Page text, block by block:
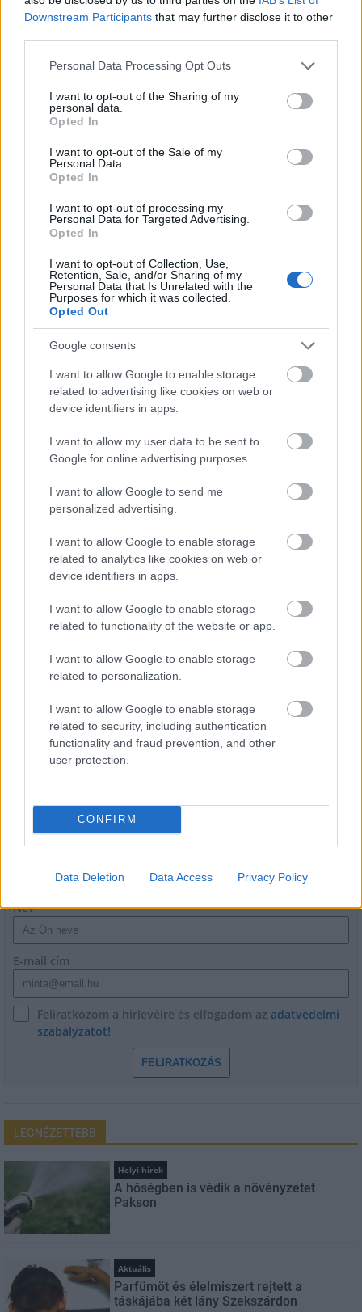
Downstream Participants that may further disclose it to other
Please note that this website/app uses one or more Google
not limited to your visit or usage behaviour. You may click to
grant or deny consent to Google and its third-party tags to
use your data for below specified purposes in below Google
consent section.
Personal Data Processing Opt Outs
I want to opt-out of the Sharing of my
personal data.
Opted In
I want to opt-out of the Sale of my
Personal Data.
Opted In
I want to opt-out of processing my
Personal Data for Targeted Advertising.
Opted In
I want to opt-out of Collection, Use,
Retention, Sale, and/or Sharing of my
Personal Data that Is Unrelated with the
Purposes for which it was collected.
Opted Out
Google consents
I want to allow Google to enable storage
related to advertising like cookies on web or
device identifiers in apps.
I want to allow my user data to be sent to
Google for online advertising purposes.
I want to allow Google to send me
personalized advertising.
I want to allow Google to enable storage
related to analytics like cookies on web or
device identifiers in apps.
I want to allow Google to enable storage
related to functionality of the website or app.
I want to allow Google to enable storage
related to personalization.
I want to allow Google to enable storage
related to security, including authentication
functionality and fraud prevention, and other
user protection.
CONFIRM
Data Deletion Data Access Privacy Policy
BKK KM Építő Kft.
Látványos építési szakasz indult be a Flórián téri
felüljárón
A tartós nyári hőség jelentős kihívás elé állítja a KM Építőt,
Paks II.: Mit jelent az 5. blokk új
árnyékában?
Elkészült a Liszt Ferenc repülőtér
közelében lévő logisztikai bázis út- és
közműhálózatának fejlesztése
Egyetlen, fél évszázados vezetéken
múlt Bicske vízellátása
Épített öröksége megújításával is készül
Mohács a csata ötszázadik
évfordulójára
Név
E-mail cím
Feliratkozom a hírlevélre és elfogadom az adatvédelmi
szabályzatot!
FELIRATKOZÁS
LEGNÉZETTEBB
Helyi hírek
A hőségben is védik a növényzetet
Pakson
Aktuális
Parfümöt és élelmiszert rejtett a
táskájába két lány Szekszárdon